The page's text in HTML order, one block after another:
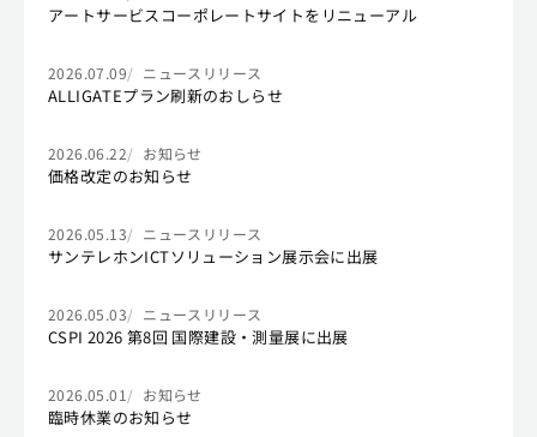
アートサービスコーポレートサイトをリニューアル
2026.07.09 ニュースリリース
ALLIGATEプラン刷新のおしらせ
2026.06.22 お知らせ
価格改定のお知らせ
2026.05.13 ニュースリリース
サンテレホンICTソリューション展示会に出展
2026.05.03 ニュースリリース
CSPI 2026 第8回 国際建設・測量展に出展
2026.05.01 お知らせ
臨時休業のお知らせ